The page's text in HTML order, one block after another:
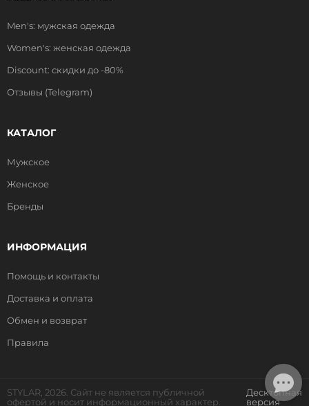
Men's: мужская одежда
Women's: женская одежда
Discount: скидки до -80%
Отзывы (Telegram)
КАТАЛОГ
Мужское
Женское
Бренды
ИНФОРМАЦИЯ
Помощь и контакты
Доставка и оплата
Обмен и возврат
Правила
STYLAR, 2026. Сайт не является публичной
офертой и носит информационный характер.
Десктопная
версия